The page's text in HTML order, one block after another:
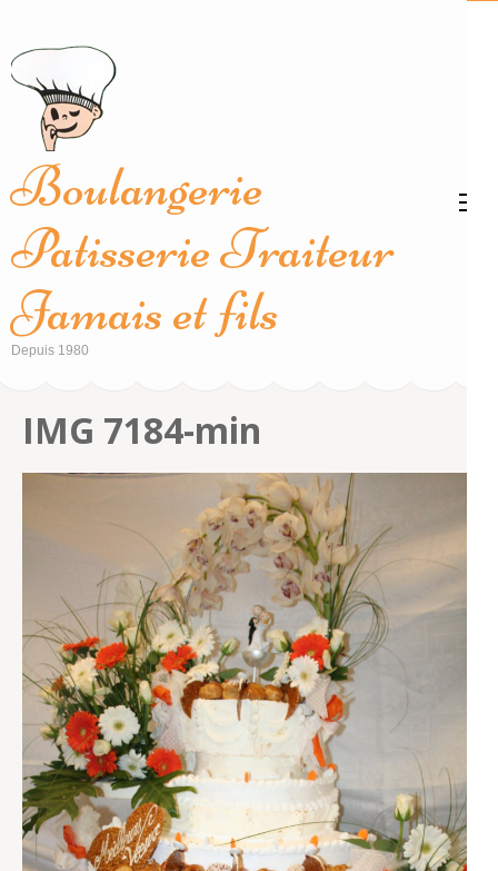
contenu
(Pressez
Entrée)
Boulangerie
Patisserie Traiteur
Jamais et fils
Depuis 1980
IMG 7184-min